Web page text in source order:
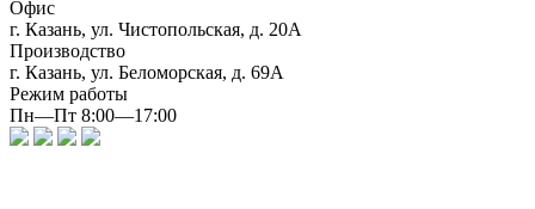
Офис
г. Казань, ул. Чистопольская, д. 20А
Производство
г. Казань, ул. Беломорская, д. 69А
Режим работы
Пн—Пт 8:00—17:00